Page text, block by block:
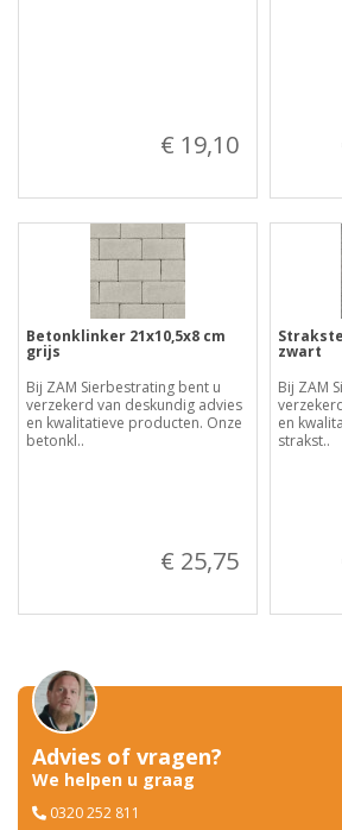
€ 19,10
Betonklinker 21x10,5x8 cm
grijs
Bij ZAM Sierbestrating bent u
verzekerd van deskundig advies
en kwalitatieve producten. Onze
betonkl..
€ 25,75
zwart
Bij ZAM
en
strakst..
Advies of vragen?
We helpen u graag
0320 252 811